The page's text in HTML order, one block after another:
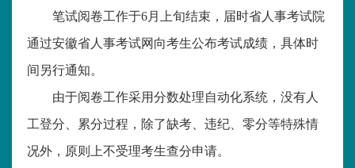
笔试阅卷工作于6月上旬结束，届时省人事考试院
通过安徽省人事考试网向考生公布考试成绩，具体时
间另行通知。
由于阅卷工作采用分数处理自动化系统，没有人
工登分、累分过程，除了缺考、违纪、零分等特殊情
况外，原则上不受理考生查分申请。